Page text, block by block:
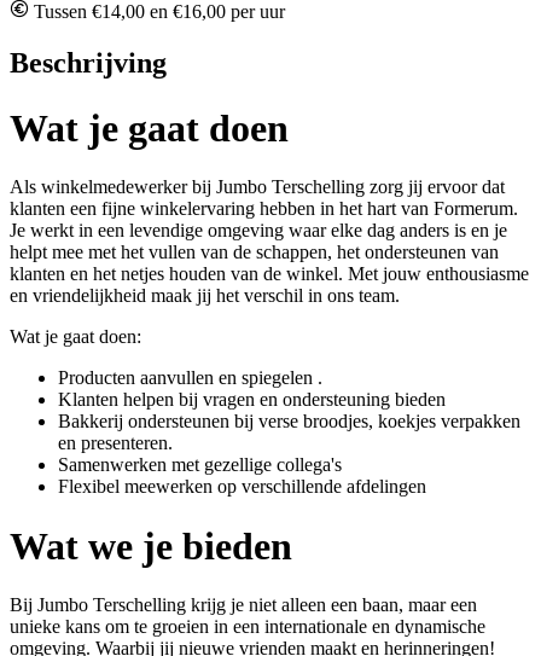
Tussen €14,00 en €16,00 per uur
Beschrijving
Wat je gaat doen
Als winkelmedewerker bij Jumbo Terschelling zorg jij ervoor dat
klanten een fijne winkelervaring hebben in het hart van Formerum.
Je werkt in een levendige omgeving waar elke dag anders is en je
helpt mee met het vullen van de schappen, het ondersteunen van
klanten en het netjes houden van de winkel. Met jouw enthousiasme
en vriendelijkheid maak jij het verschil in ons team.
Wat je gaat doen:
Producten aanvullen en spiegelen .
Klanten helpen bij vragen en ondersteuning bieden
Bakkerij ondersteunen bij verse broodjes, koekjes verpakken
en presenteren.
Samenwerken met gezellige collega's
Flexibel meewerken op verschillende afdelingen
Wat we je bieden
Bij Jumbo Terschelling krijg je niet alleen een baan, maar een
unieke kans om te groeien in een internationale en dynamische
omgeving. ​Waarbij ​jij nieuwe vrienden maakt en herinneringen!